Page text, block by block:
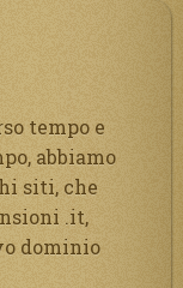
tempo e
abbiamo
siti, che
.it,
dominio